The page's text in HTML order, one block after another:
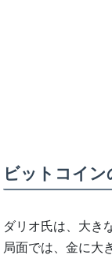
ビットコイン
ダリオ氏は、大き
局面では、金に大